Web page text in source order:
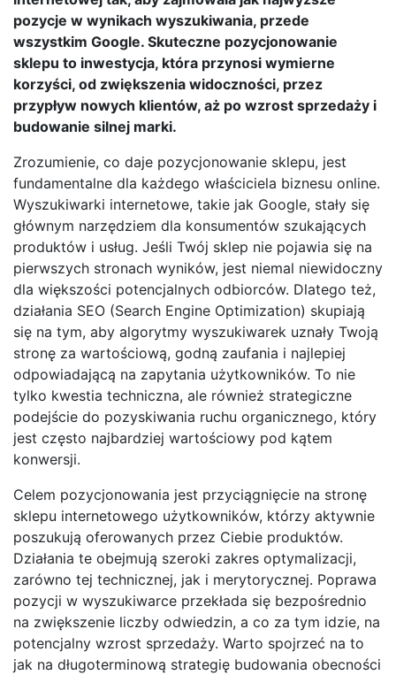
pozycje w wynikach wyszukiwania, przede
wszystkim Google. Skuteczne pozycjonowanie
sklepu to inwestycja, która przynosi wymierne
korzyści, od zwiększenia widoczności, przez
przypływ nowych klientów, aż po wzrost sprzedaży i
budowanie silnej marki.
Zrozumienie, co daje pozycjonowanie sklepu, jest
fundamentalne dla każdego właściciela biznesu online.
Wyszukiwarki internetowe, takie jak Google, stały się
głównym narzędziem dla konsumentów szukających
produktów i usług. Jeśli Twój sklep nie pojawia się na
pierwszych stronach wyników, jest niemal niewidoczny
dla większości potencjalnych odbiorców. Dlatego też,
działania SEO (Search Engine Optimization) skupiają
się na tym, aby algorytmy wyszukiwarek uznały Twoją
stronę za wartościową, godną zaufania i najlepiej
odpowiadającą na zapytania użytkowników. To nie
tylko kwestia techniczna, ale również strategiczne
podejście do pozyskiwania ruchu organicznego, który
jest często najbardziej wartościowy pod kątem
konwersji.
Celem pozycjonowania jest przyciągnięcie na stronę
sklepu internetowego użytkowników, którzy aktywnie
poszukują oferowanych przez Ciebie produktów.
Działania te obejmują szeroki zakres optymalizacji,
zarówno tej technicznej, jak i merytorycznej. Poprawa
pozycji w wyszukiwarce przekłada się bezpośrednio
na zwiększenie liczby odwiedzin, a co za tym idzie, na
potencjalny wzrost sprzedaży. Warto spojrzeć na to
jak na długoterminową strategię budowania obecności